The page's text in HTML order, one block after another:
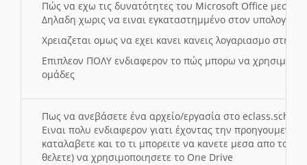
Πώς να εχω τις δυνατότητες του Microsoft Office μεσω
Δηλαδη χωρις να ειναι εγκαταστημμένο στον
Χρειαζεται ομως να εχει κανει κανεις λογαριασμο στη
Επιπλεον ΠΟΛΥ ενδιαφερον το πώς μπορω να
ομάδες
Πως να ανεβάσετε ένα αρχείο/εργασία στο eclass.sch.gr
Ειναι πολυ ενδιαφερον γιατι έχοντας την
καταλαβετε και το τι μπορειτε να κανετε μεσα απο το
θελετε) να χρησιμοποιησετε το One Drive